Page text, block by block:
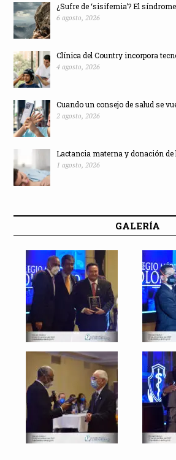
¿Sufre de ‘sisifemia’? El síndrome
6 agosto, 2026
Clínica del Country incorpora
4 agosto, 2026
Cuando un consejo de salud se
2 agosto, 2026
Lactancia materna y donación de
1 agosto, 2026
GALERÍA